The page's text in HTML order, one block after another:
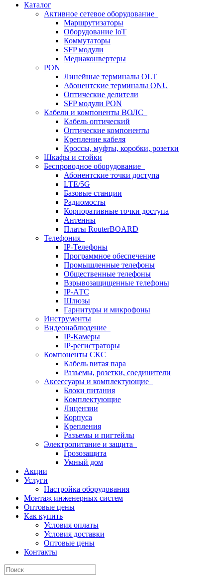
Каталог
Активное сетевое оборудование
Маршрутизаторы
Оборудование IoT
Коммутаторы
SFP модули
Медиаконвертеры
PON
Линейные терминалы OLT
Абонентские терминалы ONU
Оптические делители
SFP модули PON
Кабели и компоненты ВОЛС
Кабель оптический
Оптические компоненты
Крепление кабеля
Кроссы, муфты, коробки, розетки
Шкафы и стойки
Беспроводное оборудование
Абонентские точки доступа
LTE/5G
Базовые станции
Радиомосты
Корпоративные точки доступа
Антенны
Платы RouterBOARD
Телефония
IP-Телефоны
Программное обеспечение
Промышленные телефоны
Общественные телефоны
Взрывозащищенные телефоны
IP-АТС
Шлюзы
Гарнитуры и микрофоны
Инструменты
Видеонаблюдение
IP-Камеры
IP-регистраторы
Компоненты СКС
Кабель витая пара
Разъемы, розетки, соединители
Аксессуары и комплектующие
Блоки питания
Комплектующие
Лицензии
Корпуса
Крепления
Разъемы и пигтейлы
Электропитание и защита
Грозозащита
Умный дом
Акции
Услуги
Настройка оборудования
Монтаж инженерных систем
Оптовые цены
Как купить
Условия оплаты
Условия доставки
Оптовые цены
Контакты